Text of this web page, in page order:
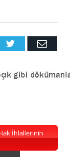
Twitter Email
İhlallerinin